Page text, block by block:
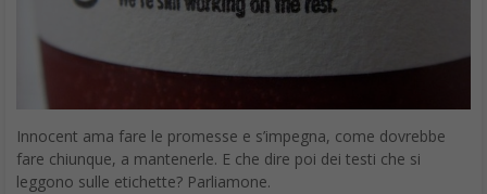
Innocent ama fare le promesse e s’impegna, come dovrebbe
fare chiunque, a mantenerle. E che dire poi dei testi che si
leggono sulle etichette? Parliamone.